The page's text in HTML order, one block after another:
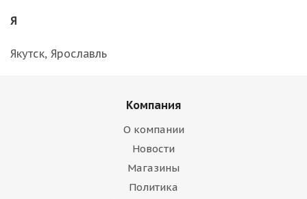
Я
Якутск, Ярославль
Компания
О компании
Новости
Магазины
Политика